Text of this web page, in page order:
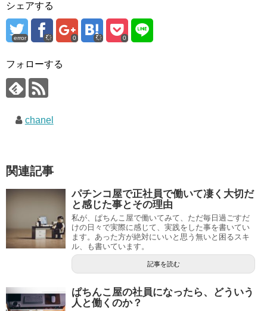
シェアする
error 0 0
フォローする
chanel
関連記事
パチンコ屋で正社員で働いて凄く大切だ
と感じた事とその理由
私が、ぱちんこ屋で働いてみて、ただ毎日過ごすだ
けの日々で実際に感じて、実践をした事を書いてい
ます。あった方が絶対にいいと思う無いと困るスキ
ル、も書いています。
記事を読む
ぱちんこ屋の社員になったら、どういう
人と働くのか？